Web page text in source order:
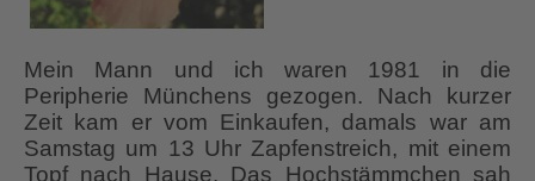
Mein Mann und ich waren 1981 in die
Peripherie Münchens gezogen. Nach kurzer
Zeit kam er vom Einkaufen, damals war am
Samstag um 13 Uhr Zapfenstreich, mit einem
Topf nach Hause. Das Hochstämmchen sah